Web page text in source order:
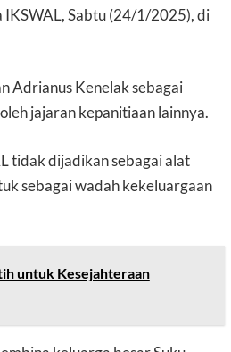
IKSWAL, Sabtu (24/1/2025), di
Adrianus Kenelak sebagai
jajaran kepanitiaan lainnya.
tidak dijadikan sebagai alat
sebagai wadah kekeluargaan
untuk Kesejahteraan